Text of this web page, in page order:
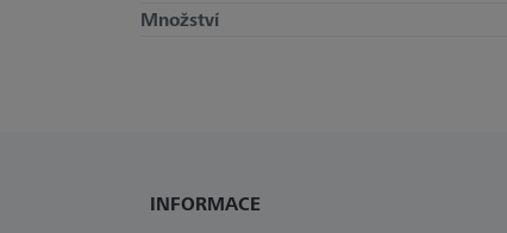
Množství
INFORMACE